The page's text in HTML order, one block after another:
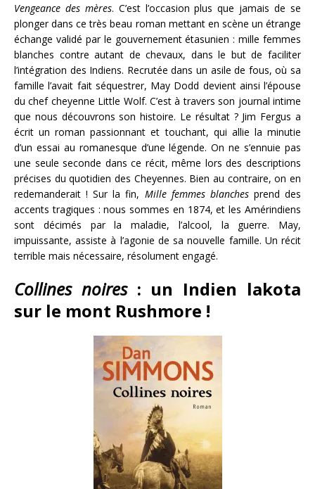
Vengeance des mères. C’est l’occasion plus que jamais de se
plonger dans ce très beau roman mettant en scène un étrange
échange validé par le gouvernement étasunien : mille femmes
blanches contre autant de chevaux, dans le but de faciliter
l’intégration des Indiens. Recrutée dans un asile de fous, où sa
famille l’avait fait séquestrer, May Dodd devient ainsi l’épouse
du chef cheyenne Little Wolf. C’est à travers son journal intime
que nous découvrons son histoire. Le résultat ? Jim Fergus a
écrit un roman passionnant et touchant, qui allie la minutie
d’un essai au romanesque d’une légende. On ne s’ennuie pas
une seule seconde dans ce récit, même lors des descriptions
précises du quotidien des Cheyennes. Bien au contraire, on en
redemanderait ! Sur la fin, Mille femmes blanchesprend des
accents tragiques : nous sommes en 1874, et les Amérindiens
sont décimés par la maladie, l’alcool, la guerre. May,
impuissante, assiste à l’agonie de sa nouvelle famille. Un récit
terrible mais nécessaire, résolument engagé.
Collines noires: un Indien lakota
sur le mont Rushmore !